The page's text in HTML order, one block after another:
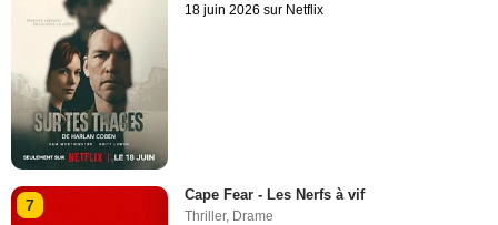
18 juin 2026 sur Netflix
7
Cape Fear - Les Nerfs à vif
Thriller, Drame